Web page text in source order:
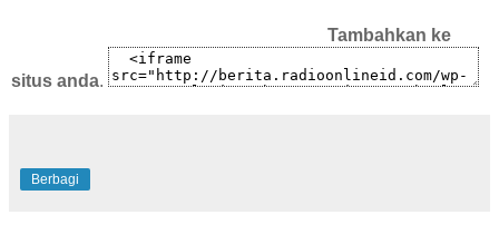
Tambahkan ke
situs anda.
Berbagi